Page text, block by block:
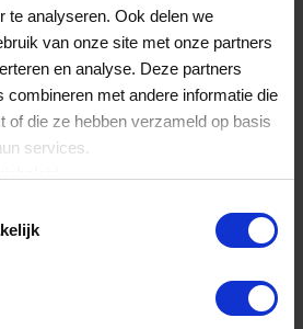
te analyseren. Ook delen we
van onze site met onze partners
en analyse. Deze partners
combineren met andere informatie die
of die ze hebben verzameld op basis
services.